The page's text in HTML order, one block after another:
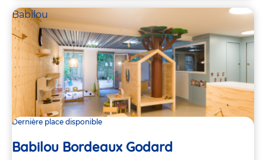
Babilou
Dernière place disponible
Babilou Bordeaux Godard